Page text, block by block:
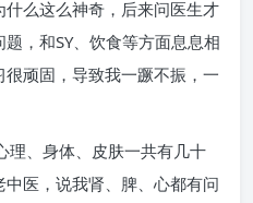
么这么神奇，后来问医生才
，和SY、饮食等方面息息相
顽固，导致我一蹶不振，一
理、身体、皮肤一共有几十
医，说我肾、脾、心都有问